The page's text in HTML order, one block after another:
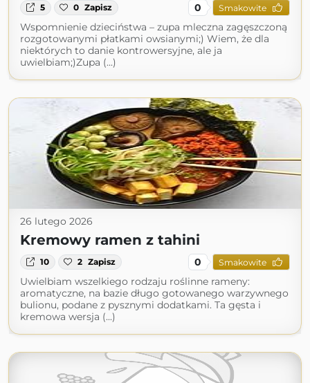
5 0 Zapisz 0 Smakowite
Wspomnienie dzieciństwa – zupa mleczna zagęszczoną
rozgotowanymi płatkami owsianymi;) Wiem, że dla
niektórych to danie kontrowersyjne, ale ja
uwielbiam;)Zupa (...)
26 lutego 2026
Kremowy ramen z tahini
10 2 Zapisz 0 Smakowite
Uwielbiam wszelkiego rodzaju roślinne rameny:
aromatyczne, na bazie długo gotowanego warzywnego
bulionu, podane z pysznymi dodatkami. Ta gęsta i
kremowa wersja (...)